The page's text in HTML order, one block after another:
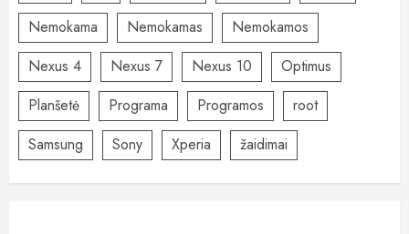
Nemokama
Nemokamas
Nemokamos
Nexus 4
Nexus 7 Nexus 10
Optimus
Planšetė
Programa Programos
root
Samsung
Sony Xperia žaidimai